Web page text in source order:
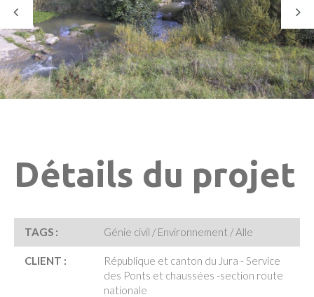
Détails du projet
TAGS : Génie civil / Environnement / Alle
CLIENT :
République et canton du Jura - Service
des Ponts et chaussées -section route
nationale